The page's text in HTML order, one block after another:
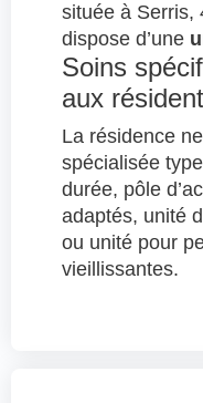
située à Serris,
dispose d’une
Soins
aux
La résidence
spécialisée
durée, pôle
adaptés, unité
ou unité pour
vieillissantes.